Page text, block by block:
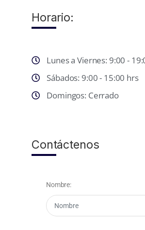
Horario:
Lunes a Viernes: 9:00 -
Sábados: 9:00 - 15:00 hrs
Domingos: Cerrado
Contáctenos
Nombre: